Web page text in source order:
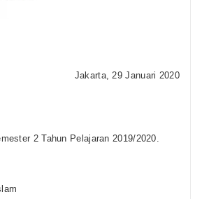
Jakarta, 29 Januari 2020
2 Tahun Pelajaran 2019/2020.